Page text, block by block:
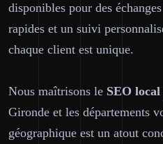
disponibles pour des
rapides et un suivi
chaque client est unique.
Nous maîtrisons le SEO local
Gironde et les départements
géographique est un atout